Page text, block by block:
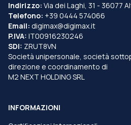
Indirizzo: Via dei Laghi, 31 - 36077
Telefono: +39 0444 574066
Email: digimax@digimax.it
P.IVA: IT00916230246
SDI: ZRUT8VN
Società unipersonale, società
direzione e coordinamento di
M2 NEXT HOLDING SRL
INFORMAZIONI